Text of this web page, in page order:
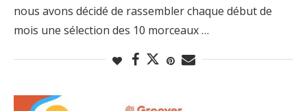
nous avons décidé de rassembler chaque début de
mois une sélection des 10 morceaux …